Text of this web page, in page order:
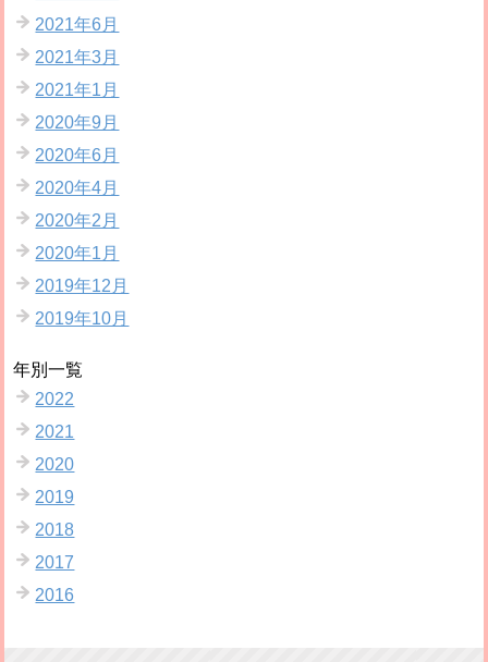
2021年6月
2021年3月
2021年1月
2020年9月
2020年6月
2020年4月
2020年2月
2020年1月
2019年12月
2019年10月
年別一覧
2022
2021
2020
2019
2018
2017
2016